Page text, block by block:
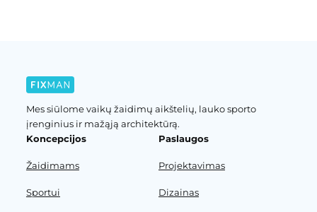
Mes siūlome vaikų žaidimų aikštelių, lauko sporto
įrenginius ir mažąją architektūrą.
Koncepcijos
Žaidimams
Sportui
Paslaugos
Projektavimas
Dizainas